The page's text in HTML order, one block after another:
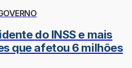
do INSS e mais
que afetou 6 milhões